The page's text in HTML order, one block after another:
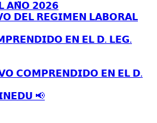
𝗔𝗡̃𝗢 𝟮𝟬𝟮𝟲
𝗗𝗘𝗟 𝗥𝗘𝗚𝗜𝗠𝗘𝗡 𝗟𝗔𝗕𝗢𝗥𝗔𝗟
𝗘𝗡 𝗘𝗟 𝗗. 𝗟𝗘𝗚.
𝗖𝗢𝗠𝗣𝗥𝗘𝗡𝗗𝗜𝗗𝗢 𝗘𝗡 𝗘𝗟 𝗗.
📢